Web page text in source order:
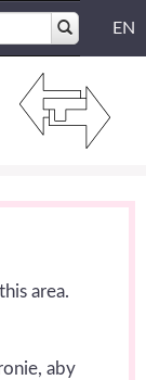
EN
area.
aby